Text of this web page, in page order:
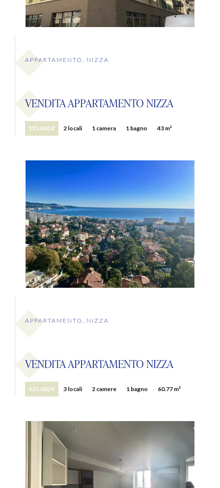
APPARTAMENTO, NIZZA
VENDITA APPARTAMENTO NIZZA
555.000 € 2 locali 1 camera 1 bagno 43 m²
APPARTAMENTO, NIZZA
VENDITA APPARTAMENTO NIZZA
425.000 € 3 locali 2 camere 1 bagno 60.77 m²